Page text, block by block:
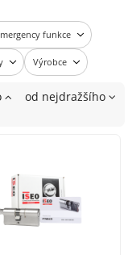
funkce
Výrobce
od nejdražšího